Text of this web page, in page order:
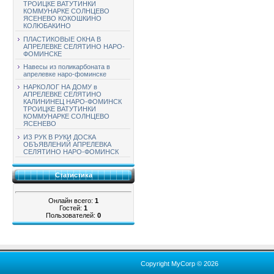
ТРОИЦКЕ ВАТУТИНКИ
КОММУНАРКЕ СОЛНЦЕВО
ЯСЕНЕВО КОКОШКИНО
КОЛЮБАКИНО
ПЛАСТИКОВЫЕ ОКНА В
АПРЕЛЕВКЕ СЕЛЯТИНО НАРО-
ФОМИНСКЕ
Навесы из поликарбоната в
апрелевке наро-фоминске
НАРКОЛОГ НА ДОМУ в
АПРЕЛЕВКЕ СЕЛЯТИНО
КАЛИНИНЕЦ НАРО-ФОМИНСК
ТРОИЦКЕ ВАТУТИНКИ
КОММУНАРКЕ СОЛНЦЕВО
ЯСЕНЕВО
ИЗ РУК В РУКИ ДОСКА
ОБЪЯВЛЕНИЙ АПРЕЛЕВКА
СЕЛЯТИНО НАРО-ФОМИНСК
Статистика
Онлайн всего: 1
Гостей: 1
Пользователей: 0
Copyright MyCorp © 2026